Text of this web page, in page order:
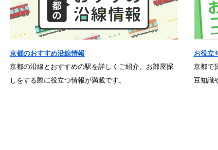
京都のおすすめ沿線情報
京都の沿線とおすすめの駅を詳しくご紹介。お部屋探
しをする際に役立つ情報が満載です。
お役立
京都で
豆知識